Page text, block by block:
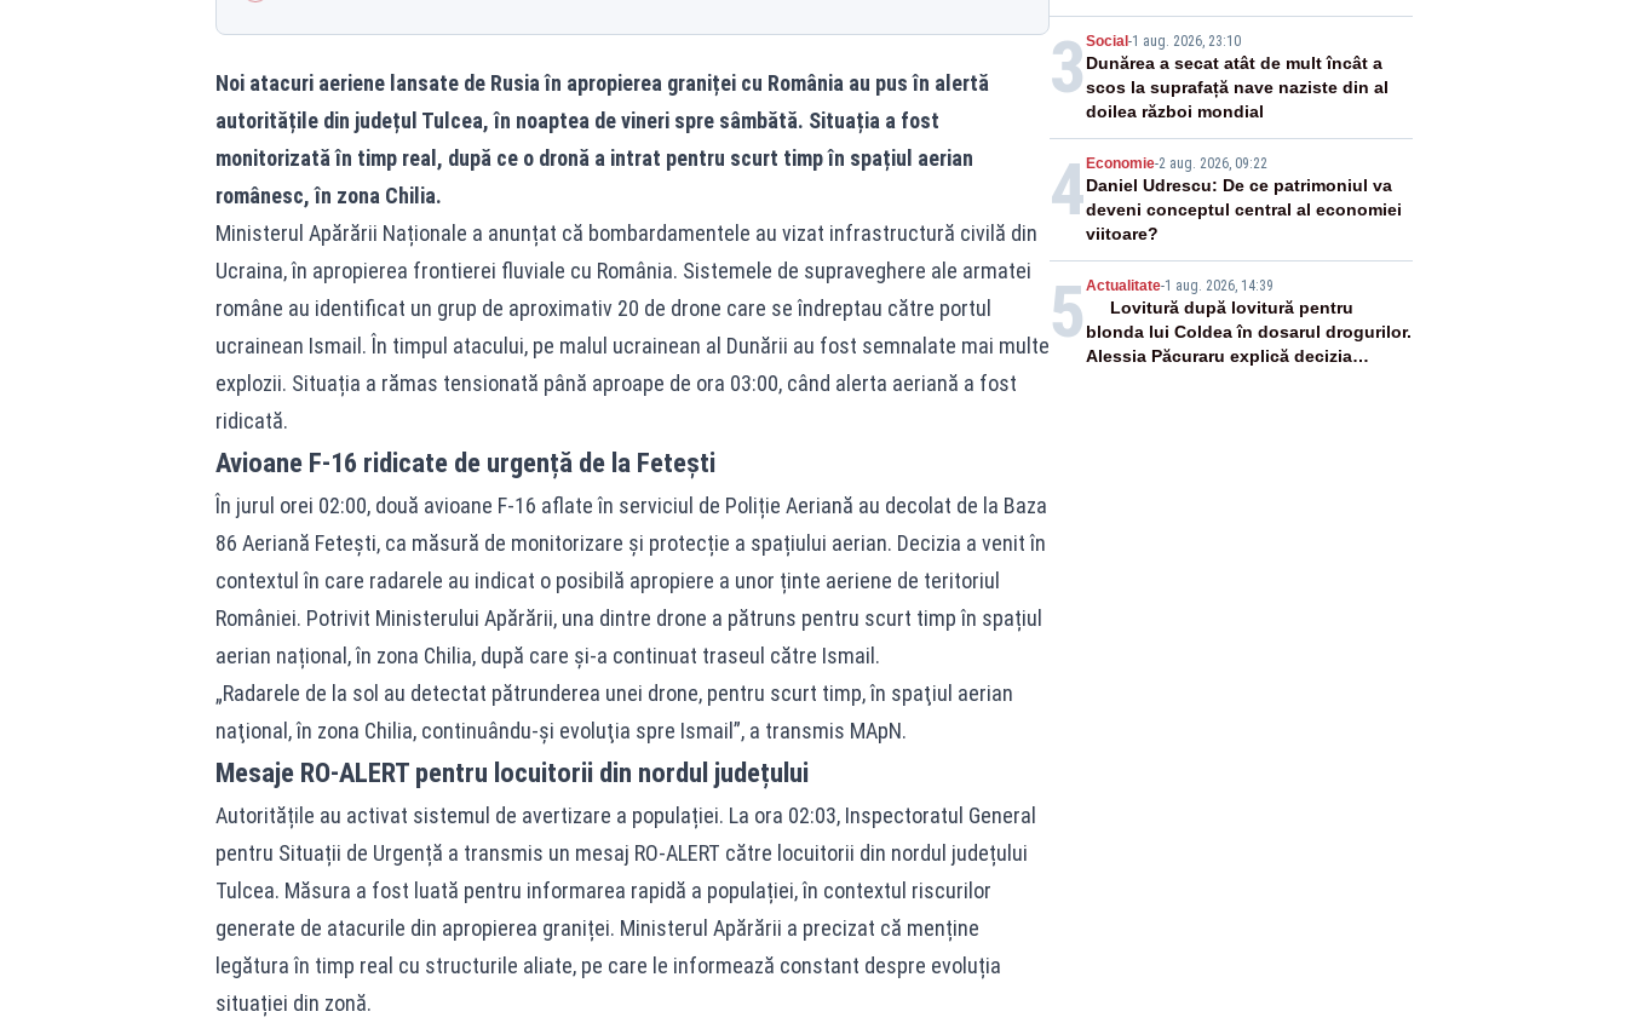
Noi atacuri aeriene lansate de Rusia în apropierea graniței cu România au pus în alertă
autoritățile din județul Tulcea, în noaptea de vineri spre sâmbătă. Situația a fost
monitorizată în timp real, după ce o dronă a intrat pentru scurt timp în spațiul aerian
românesc, în zona Chilia.
Ministerul Apărării Naționale a anunțat că bombardamentele au vizat infrastructură civilă din
Ucraina, în apropierea frontierei fluviale cu România. Sistemele de supraveghere ale armatei
române au identificat un grup de aproximativ 20 de drone care se îndreptau către portul
ucrainean Ismail. În timpul atacului, pe malul ucrainean al Dunării au fost semnalate mai multe
explozii. Situația a rămas tensionată până aproape de ora 03:00, când alerta aeriană a fost
ridicată.
Avioane F-16 ridicate de urgență de la Fetești
În jurul orei 02:00, două avioane F-16 aflate în serviciul de Poliție Aeriană au decolat de la Baza
86 Aeriană Fetești, ca măsură de monitorizare și protecție a spațiului aerian. Decizia a venit în
contextul în care radarele au indicat o posibilă apropiere a unor ținte aeriene de teritoriul
României. Potrivit Ministerului Apărării, una dintre drone a pătruns pentru scurt timp în spațiul
aerian național, în zona Chilia, după care și-a continuat traseul către Ismail.
„Radarele de la sol au detectat pătrunderea unei drone, pentru scurt timp, în spaţiul aerian
naţional, în zona Chilia, continuându-şi evoluţia spre Ismail”, a transmis MApN.
Mesaje RO-ALERT pentru locuitorii din nordul județului
Autoritățile au activat sistemul de avertizare a populației. La ora 02:03, Inspectoratul General
pentru Situații de Urgență a transmis un mesaj RO-ALERT către locuitorii din nordul județului
Tulcea. Măsura a fost luată pentru informarea rapidă a populației, în contextul riscurilor
generate de atacurile din apropierea graniței. Ministerul Apărării a precizat că menține
legătura în timp real cu structurile aliate, pe care le informează constant despre evoluția
situației din zonă.
3 Social-1 aug. 2026, 23:10
Dunărea a secat atât de mult încât a
scos la suprafață nave naziste din al
doilea război mondial
4Economie-2 aug. 2026, 09:22
Daniel Udrescu: De ce patrimoniul va
deveni conceptul central al economiei
viitoare?
5 Actualitate-1 aug. 2026, 14:39
Lovitură după lovitură pentru
blonda lui Coldea în dosarul drogurilor.
Alessia Păcuraru explică decizia